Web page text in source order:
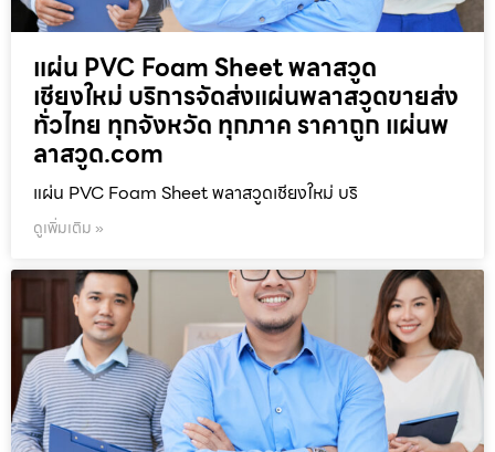
แผ่น PVC Foam Sheet พลาสวูด
เชียงใหม่ บริการจัดส่งแผ่นพลาสวูดขายส่ง
ทั่วไทย ทุกจังหวัด ทุกภาค ราคาถูก แผ่นพ
ลาสวูด.com
แผ่น PVC Foam Sheet พลาสวูดเชียงใหม่ บริ
ดูเพิ่มเติม »